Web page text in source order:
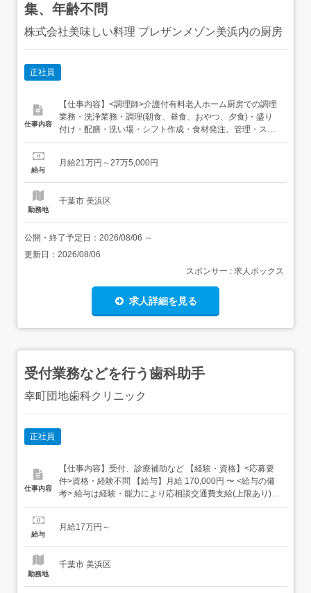
集、年齢不問
株式会社美味しい料理 プレザンメゾン美浜内の厨房
正社員
仕事内容
【仕事内容】<調理師>介護付有料老人ホーム厨房での調理
業務・洗浄業務・調理(朝食、昼食、おやつ、夕食)・盛り
付け・配膳・洗い場・シフト作成・食材発注、管理・スタ
ッフの育成等<副料理長>介護付有料老人ホーム厨房での調
使用した管理業務・調理(朝食、昼食、おやつ、夕食)・盛
給与
月給21万円～27万5,000円
勤務地
千葉市 美浜区
公開・終了予定日： 2026/08/06 ～
更新日： 2026/08/06
スポンサー : 求人ボックス
求人詳細を見る
受付業務などを行う歯科助手
幸町団地歯科クリニック
正社員
仕事内容
【仕事内容】受付、診療補助など 【経験・資格】<応募要
件>資格・経験不問 【給与】月給 170,000円 〜 <給与の備
考> 給与は経験・能力により応相談交通費支給(上限あり)
【求人番号】46972 【勤務地】千葉県千葉市美浜区幸町2-
【最寄り駅】京成千葉線 西登戸駅から徒歩で13分, 京成千
給与
月給17万円～
勤務地
千葉市 美浜区